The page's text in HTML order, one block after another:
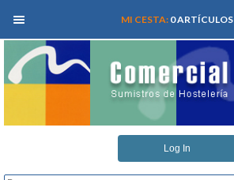
MEN� PRINCIPAL
QUIENES SOMOS
MI CESTA: 0 ARTÍCULOS
Log In